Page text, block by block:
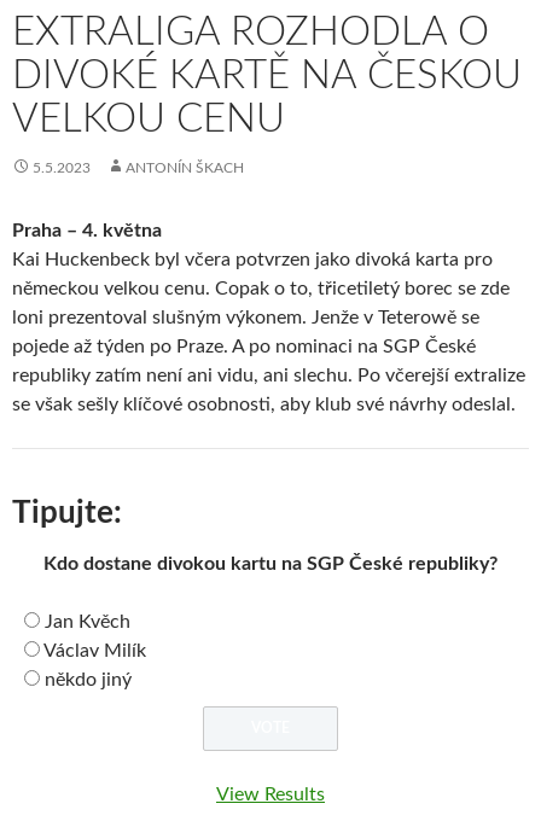
EXTRALIGA ROZHODLA O
DIVOKÉ KARTĚ NA ČESKOU
VELKOU CENU
5.5.2023 ANTONÍN ŠKACH
Praha – 4. května
Kai Huckenbeck byl včera potvrzen jako divoká karta pro
německou velkou cenu. Copak o to, třicetiletý borec se zde
loni prezentoval slušným výkonem. Jenže v Teterowě se
pojede až týden po Praze. A po nominaci na SGP České
republiky zatím není ani vidu, ani slechu. Po včerejší extralize
se však sešly klíčové osobnosti, aby klub své návrhy odeslal.
Tipujte:
Kdo dostane divokou kartu na SGP České republiky?
Jan Kvěch
Václav Milík
někdo jiný
View Results